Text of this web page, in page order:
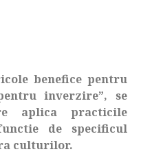
benefice pentru
inverzire”, se
aplica practicile
de specificul
culturilor.